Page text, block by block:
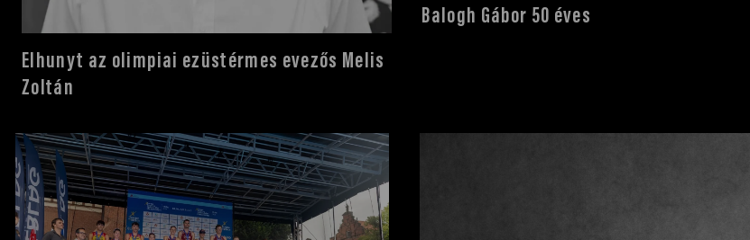
Kettőskarrier-program
NOB
OVEP
Adatbank
Elhunyt az olimpiai ezüstérmes evezős Melis
Zoltán
Balogh Gábor 50 éves